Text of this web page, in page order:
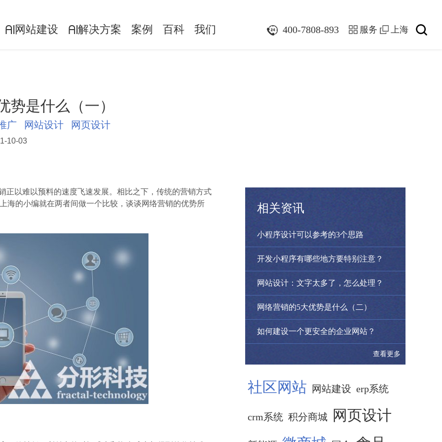
AI 网站建设 AI 解决方案 案例 百科 我们 400-7808-893 服务 上海
势是什么（一）
广 网站设计 网页设计
10-03
以难以预料的速度飞速发展。相比之下，传统的营销方式
海的小编就在两者间做一个比较，谈谈网络营销的优势所
相关资讯
小程序设计可以参考的3个思路
开发小程序有哪些地方要特别注意？
网站设计：文字太多了，怎么处理？
网络营销的5大优势是什么（二）
如何建设一个更安全的企业网站？
查看更多
社区网站 网站建设 erp系统
crm系统 积分商城 网页设计